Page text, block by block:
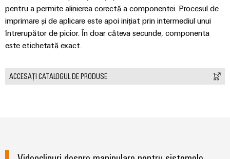
pentru a permite alinierea corectă a componentei. Procesul de
imprimare și de aplicare este apoi inițiat prin intermediul unui
întrerupător de picior. În doar câteva secunde, componenta
este etichetată exact.
ACCESAȚI CATALOGUL DE PRODUSE